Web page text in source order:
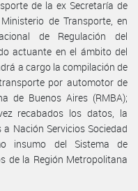
de la ex Secretaría de
de Transporte, en
de Regulación del
actuante en el ámbito del
a cargo la compilación de
por automotor de
de Buenos Aires (RMBA);
recabados los datos, la
Nación Servicios Sociedad
insumo del Sistema de
de la Región Metropolitana